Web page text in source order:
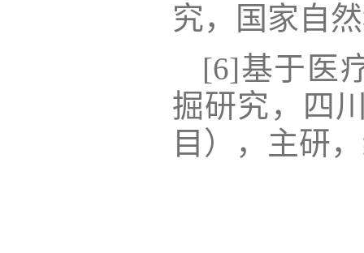
究，国家自
[6]基于医
掘研究，四
目），主研，